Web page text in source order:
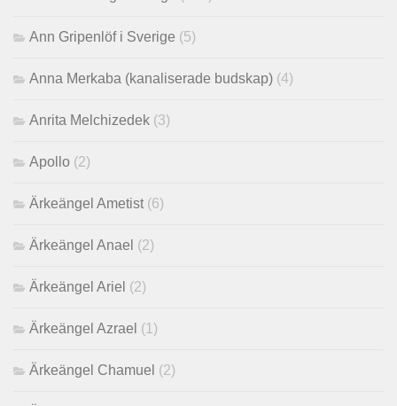
Ann Gripenlöf i Sverige (5)
Anna Merkaba (kanaliserade budskap) (4)
Anrita Melchizedek (3)
Apollo (2)
Ärkeängel Ametist(6)
Ärkeängel Anael (2)
Ärkeängel Ariel (2)
Ärkeängel Azrael (1)
Ärkeängel Chamuel (2)